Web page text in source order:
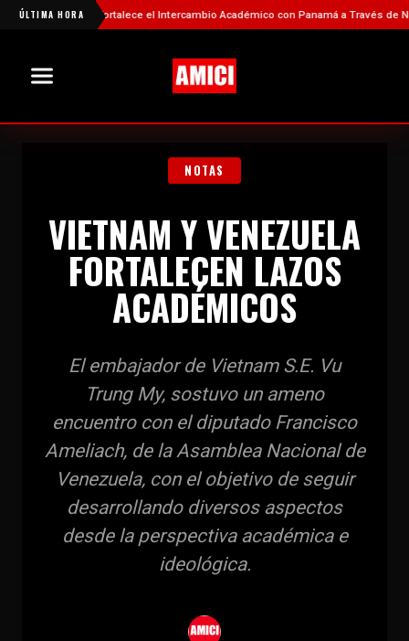
ÚLTIMA HORA
China Fortalece el Intercambio Académico con Panamá a Través de Nuevas
NOTAS
VIETNAM Y VENEZUELA
FORTALECEN LAZOS
ACADÉMICOS
El embajador de Vietnam S.E. Vu
Trung My, sostuvo un ameno
encuentro con el diputado Francisco
Ameliach, de la Asamblea Nacional de
Venezuela, con el objetivo de seguir
desarrollando diversos aspectos
desde la perspectiva académica e
ideológica.